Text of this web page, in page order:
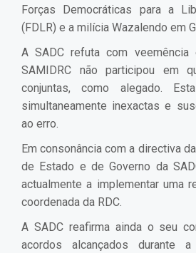
Forças Democráticas para a
(FDLR) e a milícia Wazalendo em
A SADC refuta com veemência
SAMIDRC não participou em
conjuntas, como alegado.
simultaneamente inexactas e
ao erro.
Em consonância com a directiva
de Estado e de Governo da
actualmente a implementar uma
coordenada da RDC.
A SADC reafirma ainda o seu
acordos alcançados durante